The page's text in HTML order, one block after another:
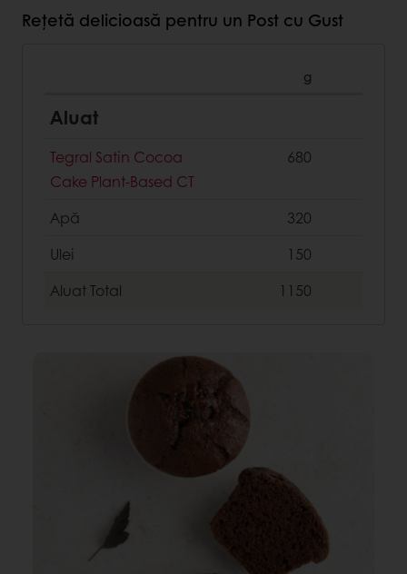
Rețetă delicioasă pentru un Post cu Gust
g
Aluat
Tegral Satin Cocoa
Cake Plant-Based CT
680
Apă
320
Ulei
150
AluatTotal 1150